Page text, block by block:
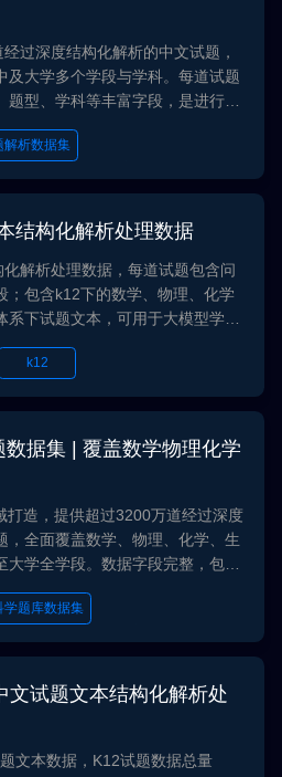
过深度结构化解析的中文试题，
及大学多个学段与学科。每道试题
题型、学科等丰富字段，是进行大
品研发及智能题库构建的核心高
解析数据集
智能题库构建数据
结构化解析处理数据
解析处理数据，每道试题包含问
；包含k12下的数学、物理、化学
系下试题文本，可用于大模型学科
k12
据集 | 覆盖数学物理化学
打造，提供超过3200万道经过深度
，全面覆盖数学、物理、化学、生
大学全学段。数据字段完整，包含
是训练教育大模型、构建智能题
心数据集。
学题库数据集
STEM智能教育数据集
文试题文本结构化解析处
文本数据，K12试题数据总量